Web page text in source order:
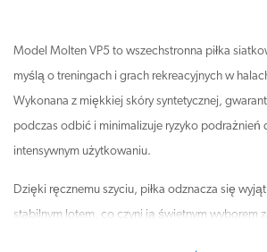
Model Molten VP5 to wszechstronna piłka
myślą o treningach i grach rekreacyjnych w
Wykonana z miękkiej skóry syntetycznej,
podczas odbić i minimalizuje ryzyko podrażnień
intensywnym użytkowaniu.
Dzięki ręcznemu szyciu, piłka odznacza się
stabilnym lotem, co czyni ją świetnym wyborem